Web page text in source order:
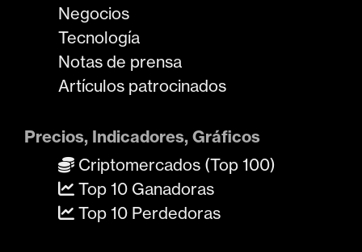
Negocios
Tecnología
Notas de prensa
Artículos patrocinados
Precios, Indicadores, Gráficos
Criptomercados (Top 100)
Top 10 Ganadoras
Top 10 Perdedoras